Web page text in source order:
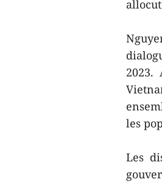
2023.
les
Les